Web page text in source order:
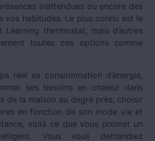
inattendues ou encore des
vos habitudes. Le plus connu est le
Learning thermostat, mais d’autres
toutes ces options comme
réel sa consommation d’énergie,
ses besoins en chaleur dans
de la maison au degré près, choisir
en fonction de son mode vie et
voilà ce que vous promet un
Vous vous demandiez